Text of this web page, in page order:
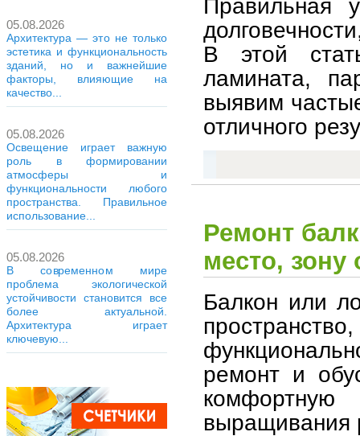
05.08.2026
Архитектура — это не только
эстетика и функциональность
зданий, но и важнейшие
факторы, влияющие на
качество...
05.08.2026
Освещение играет важную
роль в формировании
атмосферы и
функциональности любого
пространства. Правильное
использование...
05.08.2026
В современном мире
проблема экологической
устойчивости становится все
более актуальной.
Архитектура играет
ключевую...
Правильная
В этой
ламината,
выявим
отличного
Ремонт
место,
Балкон или
ремонт и
выращивания